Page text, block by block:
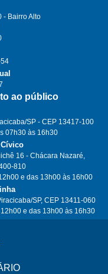
- Bairro Alto
ao público
SP - CEP 13417-100
07h30 às 16h30
16 - Chácara Nazaré,
810
e das 13h00 às 16h00
SP, CEP 13411-060
e das 13h00 às 16h30